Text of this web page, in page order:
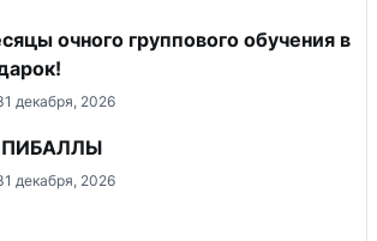
очного группового обучения в
декабря, 2026
декабря, 2026